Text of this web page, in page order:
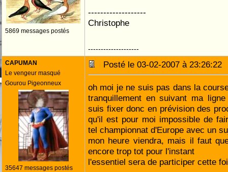
5869 messages postés
-------------------
Christophe
--------------------
CAPUMAN
Le vengeur masqué
Gourou Pigeonneux
35647 messages postés
Posté le 03-02-2007 à
oh moi je ne suis pas dans la
tranquillement en suivant ma
suis fixer donc en prévision des
qu'il est pour moi impossible de
tel championnat d'Europe avec un
mon heure viendra, mais il faut
encore trop tot pour l'instant
l'essentiel sera de participer cette